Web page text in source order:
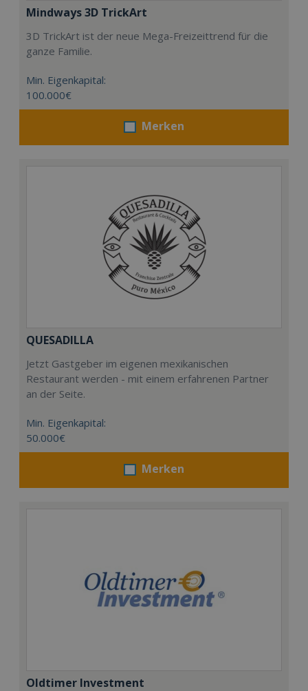
Mindways 3D TrickArt
3D TrickArt ist der neue Mega-Freizeittrend für die
ganze Familie.
Min. Eigenkapital:
100.000€
Merken
QUESADILLA
Jetzt Gastgeber im eigenen mexikanischen
Restaurant werden - mit einem erfahrenen Partner
an der Seite.
Min. Eigenkapital:
50.000€
Merken
Oldtimer Investment